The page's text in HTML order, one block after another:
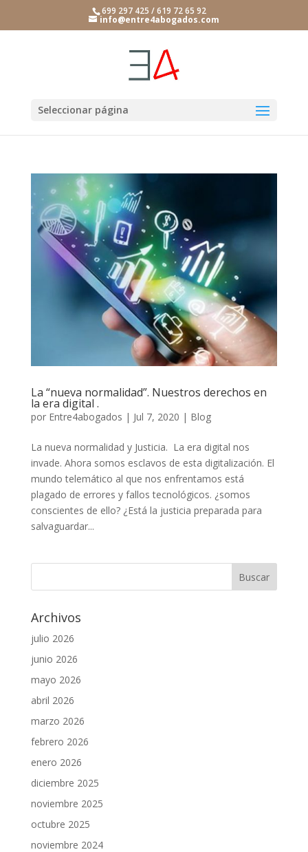
699 297 425 / 619 72 65 92
info@entre4abogados.com
Seleccionar página
La “nueva normalidad”. Nuestros derechos en
la era digital .
por Entre4abogados | Jul 7, 2020 | Blog
La nueva normalidad y Justicia. La era digital nos
invade. Ahora somos esclavos de esta digitalización. El
mundo telemático al que nos enfrentamos está
plagado de errores y fallos tecnológicos. ¿somos
conscientes de ello? ¿Está la justicia preparada para
salvaguardar...
Archivos
julio 2026
junio 2026
mayo 2026
abril 2026
marzo 2026
febrero 2026
enero 2026
diciembre 2025
noviembre 2025
octubre 2025
noviembre 2024